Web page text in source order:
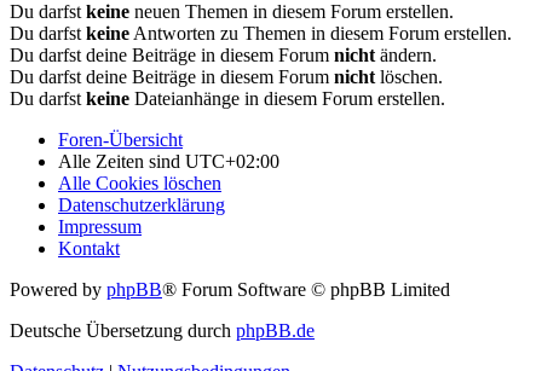
Du darfst keine neuen Themen in diesem Forum erstellen.
Du darfst keine Antworten zu Themen in diesem Forum erstellen.
Du darfst deine Beiträge in diesem Forum nicht ändern.
Du darfst deine Beiträge in diesem Forum nicht löschen.
Du darfst keine Dateianhänge in diesem Forum erstellen.
Foren-Übersicht
Alle Zeiten sind UTC+02:00
Alle Cookies löschen
Datenschutzerklärung
Impressum
Kontakt
Powered by phpBB® Forum Software © phpBB Limited
Deutsche Übersetzung durch phpBB.de